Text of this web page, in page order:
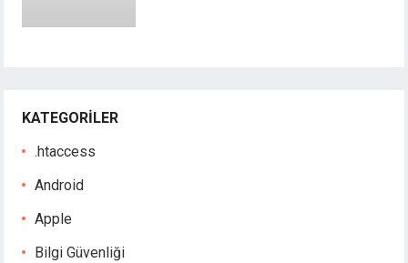
KATEGORILER
.htaccess
Android
Apple
Bilgi Güvenliği